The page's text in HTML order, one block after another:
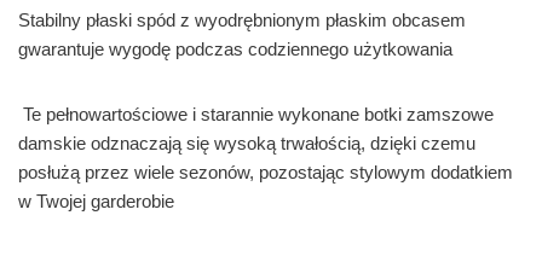
Stabilny płaski spód z wyodrębnionym płaskim obcasem
gwarantuje wygodę podczas codziennego użytkowania
Te pełnowartościowe i starannie wykonane botki zamszowe
damskie odznaczają się wysoką trwałością, dzięki czemu
posłużą przez wiele sezonów, pozostając stylowym dodatkiem
w Twojej garderobie